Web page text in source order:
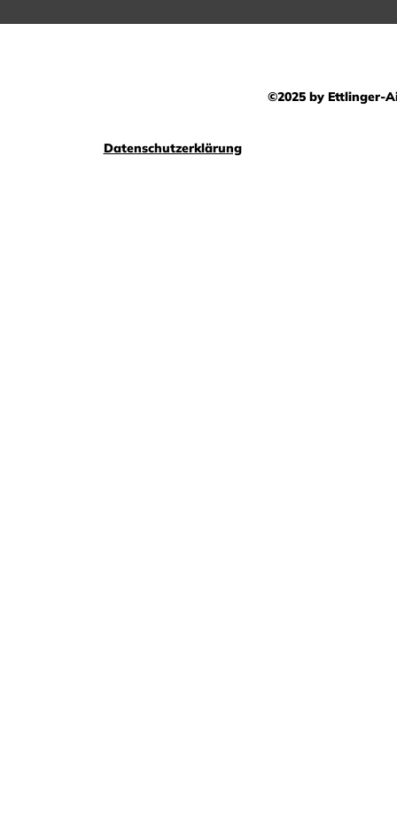
©2025 by Ettlinger-
Datenschutzerklärung